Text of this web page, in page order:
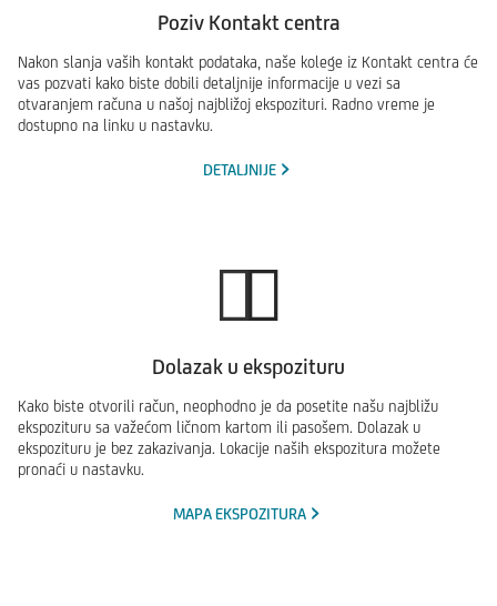
Poziv Kontakt centra
Nakon slanja vaših kontakt podataka, naše kolege iz Kontakt centra će
vas pozvati kako biste dobili detaljnije informacije u vezi sa
otvaranjem računa u našoj najbližoj ekspozituri. Radno vreme je
dostupno na linku u nastavku.
DETALJNIJE
Dolazak u ekspozituru
Kako biste otvorili račun, neophodno je da posetite našu najbližu
ekspozituru sa važećom ličnom kartom ili pasošem. Dolazak u
ekspozituru je bez zakazivanja. Lokacije naših ekspozitura možete
pronaći u nastavku.
MAPA EKSPOZITURA